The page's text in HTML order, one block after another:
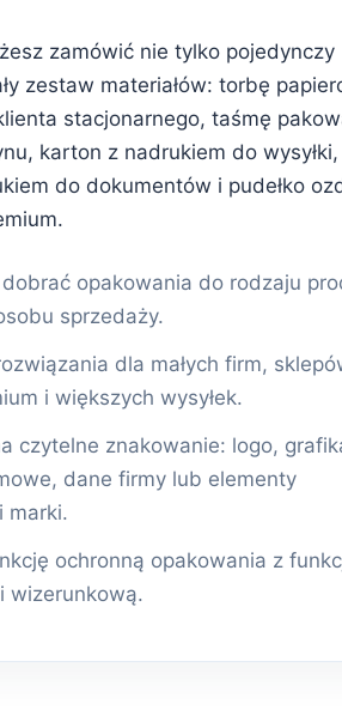
zamówić nie tylko pojedynczy
zestaw materiałów: torbę
stacjonarnego, taśmę
karton z nadrukiem do wysyłki,
do dokumentów i pudełko
opakowania do rodzaju
sprzedaży.
dla małych firm,
i większych wysyłek.
czytelne znakowanie: logo,
dane firmy lub elementy
marki.
ochronną opakowania z
wizerunkową.